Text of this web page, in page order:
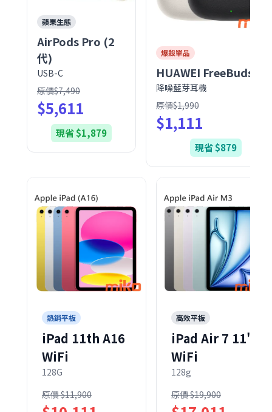
蘋果生態
AirPods Pro (2
代)
USB-C
原價$7,490
$5,611
現省 $1,879
爆殺單品
HUAWEI FreeBuds
降噪藍芽耳機
原價$1,990
$1,111
現省 $879
熱銷平板
iPad 11th A16
WiFi
128G
原價 $11,900
高效平板
iPad Air 7 11"
WiFi
128g
原價 $19,900